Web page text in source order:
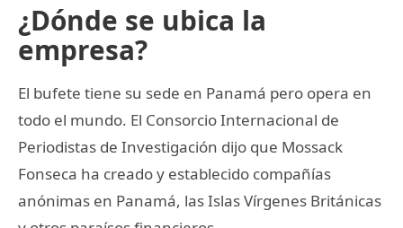
¿Dónde se ubica la
empresa?
El bufete tiene su sede en Panamá pero opera en
todo el mundo. El Consorcio Internacional de
Periodistas de Investigación dijo que Mossack
Fonseca ha creado y establecido compañías
anónimas en Panamá, las Islas Vírgenes Británicas